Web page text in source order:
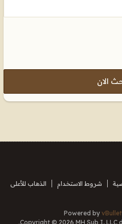
الان
شروط الاستخدام الذهاب للأعلى
Powered by
Copyright © 2026 MH Sub I, LLC